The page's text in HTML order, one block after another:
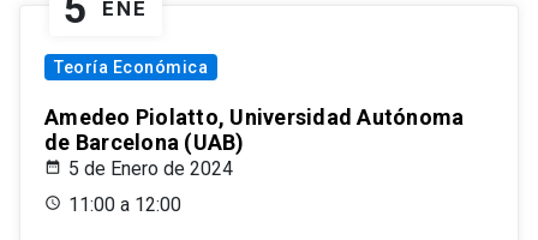
ENE
Teoría Económica
Amedeo Piolatto, Universidad Autónoma
de Barcelona (UAB)
5 de Enero de 2024
11:00 a 12:00